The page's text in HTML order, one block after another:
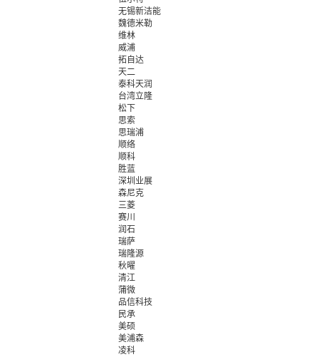
无锡新洁能
魏德米勒
维林
威浦
拓自达
天二
泰科天润
台湾立隆
松下
思索
思瑞浦
顺络
顺科
胜蓝
深圳业展
森尼克
三菱
赛川
润石
瑞萨
瑞隆源
秋曜
清江
蒲微
品信科技
民承
美硕
美浦森
凌科